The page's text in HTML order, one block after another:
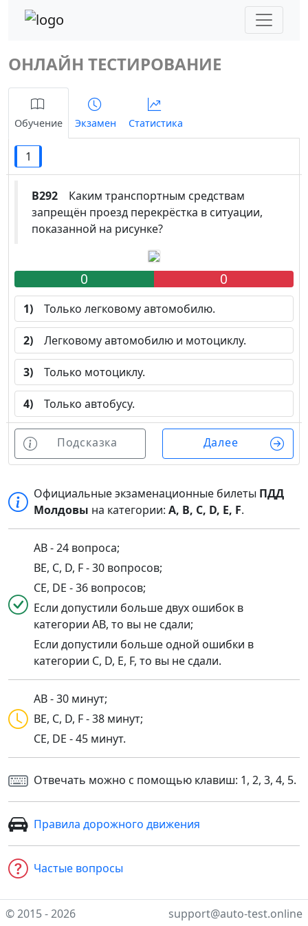
ОНЛАЙН ТЕСТИРОВАНИЕ
Обучение Экзамен Статистика
1
B292 Каким транспортным средствам
запрещён проезд перекрёстка в ситуации,
показанной на рисунке?
0 0
1) Только легковому автомобилю.
2) Легковому автомобилю и мотоциклу.
3) Только мотоциклу.
4) Только автобусу.
Подсказка Далее
Официальные экзаменационные билеты ПДД
Молдовы на категории:A, B, C, D, E, F.
AB - 24 вопроса;
BE, C, D, F - 30 вопросов;
CE, DE - 36 вопросов;
Если допустили больше двух ошибок в
категории AB, то вы не сдали;
Если допустили больше одной ошибки в
категории C, D, E, F, то вы не сдали.
AB - 30 минут;
BE, C, D, F - 38 минут;
CE, DE - 45 минут.
Отвечать можно с помощью клавиш: 1, 2, 3, 4, 5.
Правила дорожного движения
Частые вопросы
© 2015 - 2026 support@auto-test.online